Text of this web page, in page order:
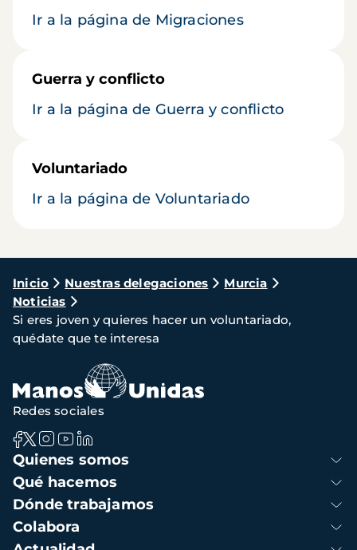
Ir a la página de Migraciones
Guerra y conflicto
Ir a la página de Guerra y conflicto
Voluntariado
Ir a la página de Voluntariado
Ruta
de
navegación
Inicio Nuestras delegaciones
Murcia
Noticias
Si eres joven y quieres hacer un voluntariado,
quédate que te interesa
Navegación
principal
Quienes somos
Qué hacemos
Dónde trabajamos
Colabora
Redes sociales